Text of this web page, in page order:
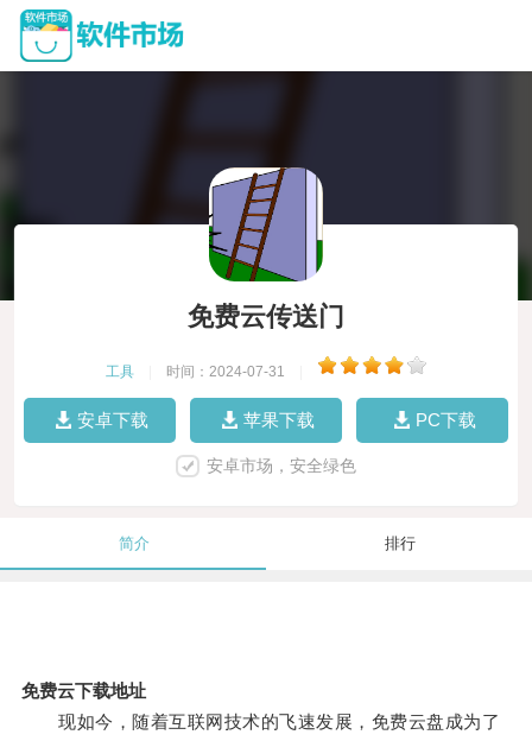
免费云传送门
工具 时间：2024-07-31
安卓下载 苹果下载 PC下载
安卓市场，安全绿色
简介 排行
免费云下载地址
现如今，随着互联网技术的飞速发展，免费云盘成为了